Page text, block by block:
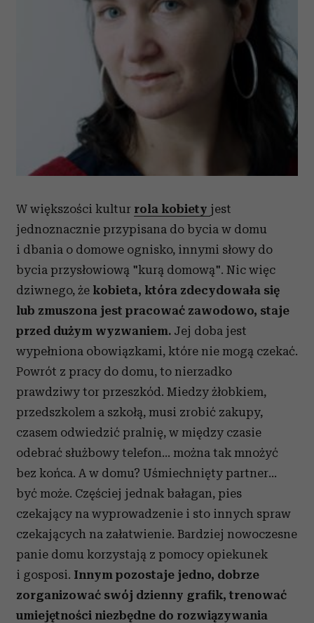
W większości kultur rola kobiety jest
jednoznacznie przypisana do bycia w domu
i dbania o domowe ognisko, innymi słowy do
bycia przysłowiową "kurą domową". Nic więc
dziwnego, że kobieta, która zdecydowała się
lub zmuszona jest pracować zawodowo, staje
przed dużym wyzwaniem. Jej doba jest
wypełniona obowiązkami, które nie mogą czekać.
Powrót z pracy do domu, to nierzadko
prawdziwy tor przeszkód. Miedzy żłobkiem,
przedszkolem a szkołą, musi zrobić zakupy,
czasem odwiedzić pralnię, w między czasie
odebrać służbowy telefon... można tak mnożyć
bez końca. A w domu? Uśmiechnięty partner...
być może. Częściej jednak bałagan, pies
czekający na wyprowadzenie i sto innych spraw
czekających na załatwienie. Bardziej nowoczesne
panie domu korzystają z pomocy opiekunek
i gosposi. Innym pozostaje jedno, dobrze
zorganizować swój dzienny grafik, trenować
umiejętności niezbędne do rozwiązywania